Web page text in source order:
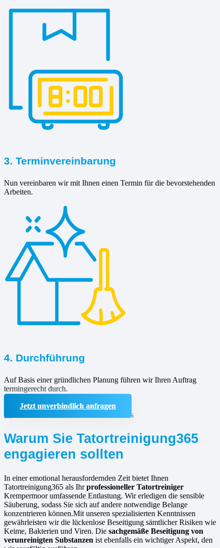
3. Terminvereinbarung
Nun vereinbaren wir mit Ihnen einen Termin für die bevorstehenden
Arbeiten.
4. Durchführung
Auf Basis einer gründlichen Planung führen wir Ihren Auftrag
termingerecht durch.
Jetzt unverbindlich anfragen
Warum Sie Tatortreinigung365
engagieren sollten
In einer emotional herausfordernden Zeit bietet Ihnen
Tatortreinigung365 als Ihrprofessioneller Tatortreiniger
Krempermoor umfassende Entlastung. Wir erledigen die sensible
Säuberung, sodass Sie sich auf andere notwendige Belange
konzentrieren können.Mit unseren spezialisierten Kenntnissen
gewährleisten wir die lückenlose Beseitigung sämtlicher Risiken wie
Keime, Bakterien und Viren. Die sachgemäße Beseitigung von
verunreinigten Substanzen ist ebenfalls ein wichtiger Aspekt, den